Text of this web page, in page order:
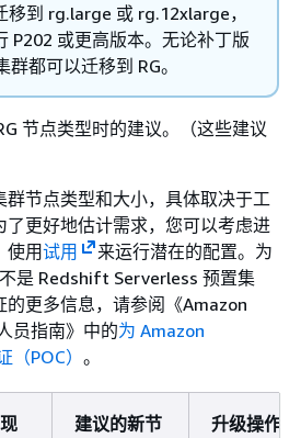
移到 rg.large 或 rg.12xlarge，
P202 或更高版本。无论补丁版
都可以迁移到 RG。
节点类型时的建议。（这些建议
群节点类型和大小，具体取决于工
了更好地估计需求，您可以考虑进
使用试用
来运行潜在的配置。为
是 Redshift Serverless 预置集
更多信息，请参阅《Amazon
员指南》 中的为 Amazon
POC） 。
现
建议的新节
升级操作